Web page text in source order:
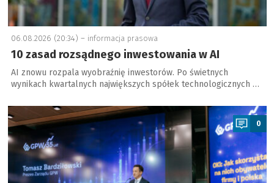
06.08.2026 (20:34) – informacja prasowa
10 zasad rozsądnego inwestowania w AI
AI znowu rozpala wyobraźnię inwestorów. Po świetnych
wynikach kwartalnych największych spółek technologicznych …
a
0